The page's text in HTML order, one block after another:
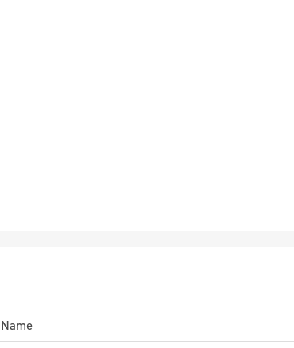
Name